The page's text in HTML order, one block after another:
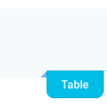
Table